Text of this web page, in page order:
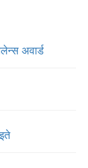
अवार्ड